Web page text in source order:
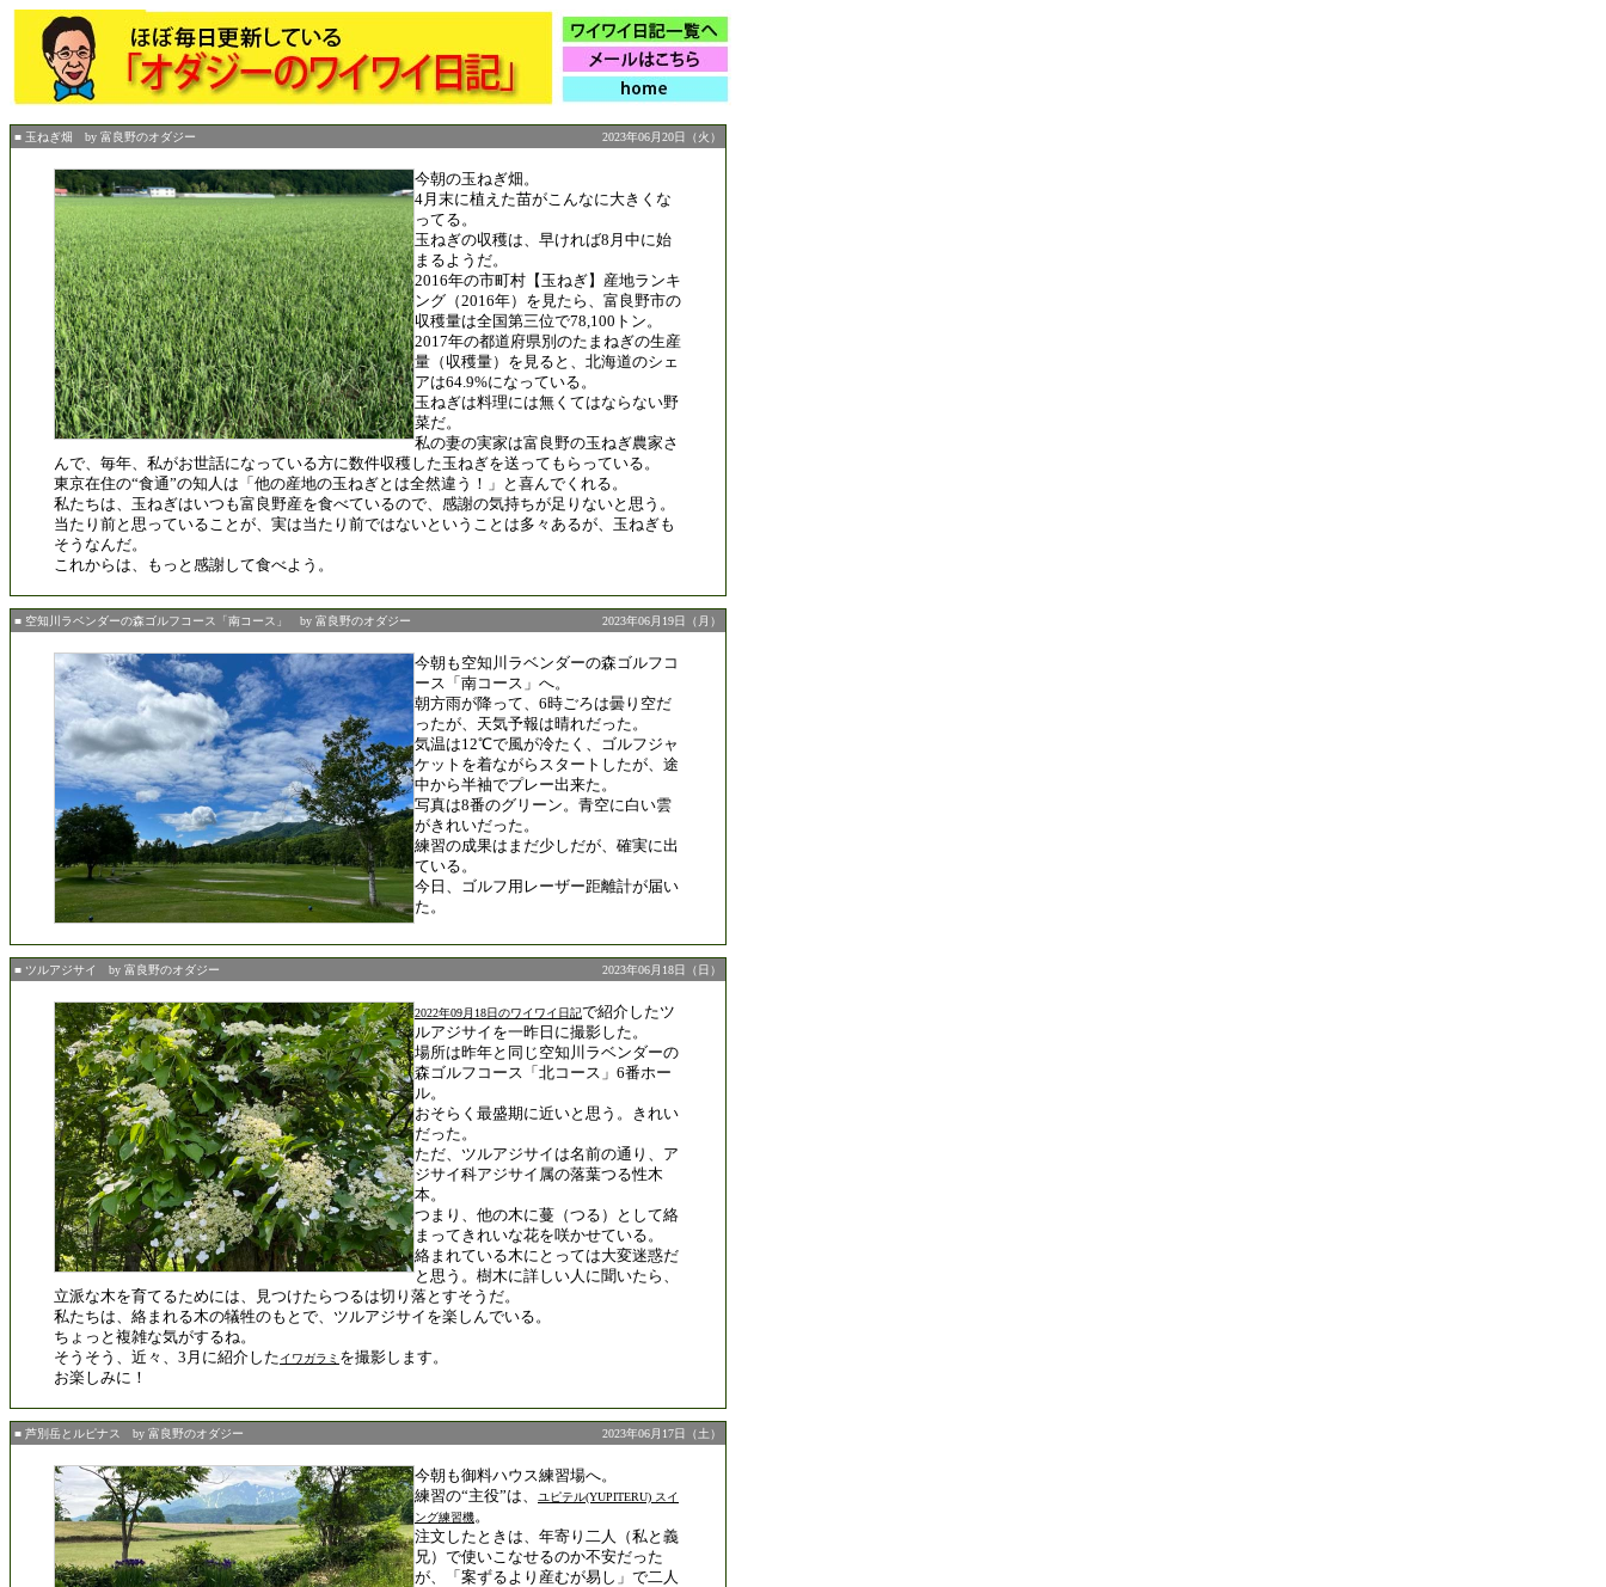
■ 玉ねぎ畑 by 富良野のオダジー 2023年06月20日（火）
今朝の玉ねぎ畑。
4月末に植えた苗がこんなに大きくな
ってる。
玉ねぎの収穫は、早ければ8月中に始
まるようだ。
2016年の市町村【玉ねぎ】産地ランキ
ング（2016年）を見たら、富良野市の
収穫量は全国第三位で78,100トン。
2017年の都道府県別のたまねぎの生産
量（収穫量）を見ると、北海道のシェ
アは64.9%になっている。
玉ねぎは料理には無くてはならない野
菜だ。
私の妻の実家は富良野の玉ねぎ農家さ
んで、毎年、私がお世話になっている方に数件収穫した玉ねぎを送ってもらっている。
東京在住の“食通”の知人は「他の産地の玉ねぎとは全然違う！」と喜んでくれる。
私たちは、玉ねぎはいつも富良野産を食べているので、感謝の気持ちが足りないと思う。
当たり前と思っていることが、実は当たり前ではないということは多々あるが、玉ねぎも
そうなんだ。
これからは、もっと感謝して食べよう。
■ 空知川ラベンダーの森ゴルフコース「南コース」 by 富良野のオダジー 2023年06月19日（月）
今朝も空知川ラベンダーの森ゴルフコ
ース「南コース」へ。
朝方雨が降って、6時ごろは曇り空だ
ったが、天気予報は晴れだった。
気温は12℃で風が冷たく、ゴルフジャ
ケットを着ながらスタートしたが、途
中から半袖でプレー出来た。
写真は8番のグリーン。青空に白い雲
がきれいだった。
練習の成果はまだ少しだが、確実に出
ている。
今日、ゴルフ用レーザー距離計が届い
た。
■ ツルアジサイ by 富良野のオダジー 2023年06月18日（日）
2022年09月18日のワイワイ日記で紹介したツ
ルアジサイを一昨日に撮影した。
場所は昨年と同じ空知川ラベンダーの
森ゴルフコース「北コース」6番ホー
ル。
おそらく最盛期に近いと思う。きれい
だった。
ただ、ツルアジサイは名前の通り、ア
ジサイ科アジサイ属の落葉つる性木
本。
つまり、他の木に蔓（つる）として絡
まってきれいな花を咲かせている。
絡まれている木にとっては大変迷惑だ
と思う。樹木に詳しい人に聞いたら、
立派な木を育てるためには、見つけたらつるは切り落とすそうだ。
私たちは、絡まれる木の犠牲のもとで、ツルアジサイを楽しんでいる。
ちょっと複雑な気がするね。
そうそう、近々、3月に紹介したイワガラミ を撮影します。
お楽しみに！
■ 芦別岳とルピナス by 富良野のオダジー 2023年06月17日（土）
今朝も御料ハウス練習場へ。
練習の“主役”は、
ユピテル(YUPITERU) スイ
ング練習機。
注文したときは、年寄り二人（私と義
兄）で使いこなせるのか不安だった
が、「案ずるより産むが易し」で二人